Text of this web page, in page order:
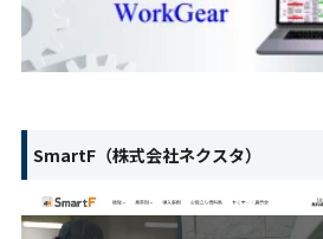
SmartF（株式会社ネクスタ）